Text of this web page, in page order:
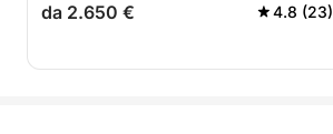
da 2.650 € 4.8 (23)